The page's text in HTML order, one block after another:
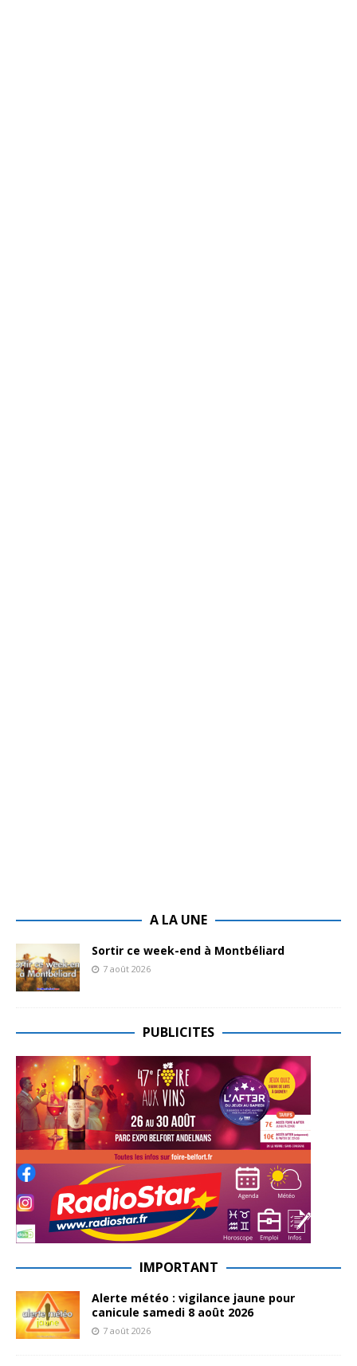
A LA UNE
Sortir ce week-end à Montbéliard
7 août 2026
PUBLICITES
IMPORTANT
Alerte météo : vigilance jaune pour
canicule samedi 8 août 2026
7 août 2026